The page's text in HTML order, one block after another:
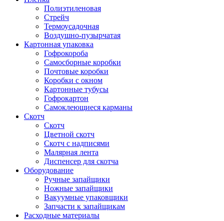
Полиэтиленовая
Стрейч
Термоусадочная
Воздушно-пузырчатая
Картонная упаковка
Гофрокороба
Самосборные коробки
Почтовые коробки
Коробки с окном
Картонные тубусы
Гофрокартон
Самоклеющиеся карманы
Скотч
Скотч
Цветной скотч
Скотч с надписями
Малярная лента
Диспенсер для скотча
Оборудование
Ручные запайщики
Ножные запайщики
Вакуумные упаковщики
Запчасти к запайщикам
Расходные материалы